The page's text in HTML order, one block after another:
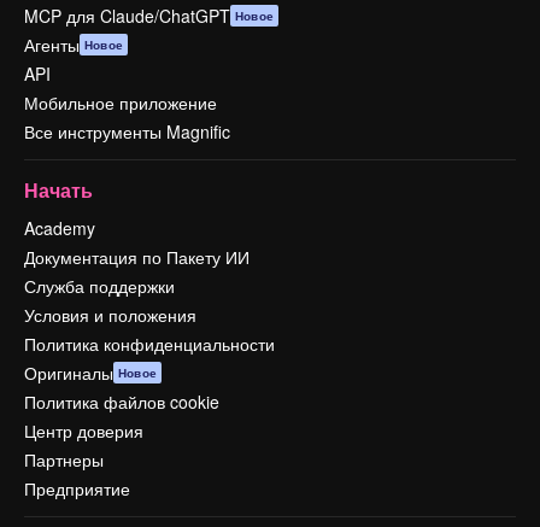
MCP для Claude/ChatGPT Новое
Агенты Новое
API
Мобильное приложение
Все инструменты Magnific
Начать
Academy
Документация по Пакету ИИ
Служба поддержки
Условия и положения
Политика конфиденциальности
Оригиналы Новое
Политика файлов cookie
Центр доверия
Партнеры
Предприятие